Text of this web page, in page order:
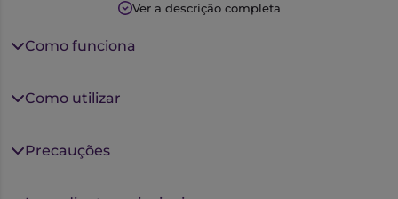
A-Derma Exomega Protetor Solar Emoliente SPF50+
umcuidado solar
tendência para o eczema atópico.
Exomega, ajudando a
Ver a descrição completa
Como funciona
Como utilizar
Precauções